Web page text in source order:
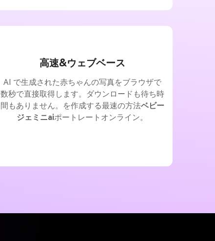
高速&ウェブベース
AI で生成された赤ちゃんの写真をブラウザで
数秒で直接取得します。ダウンロードも待ち時
間もありません。を作成する最速の方法ベビー
ジェミニaiポートレートオンライン。